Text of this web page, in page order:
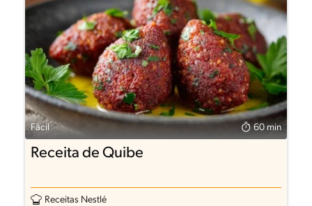
Fácil 60 min
Receita de Quibe
Receitas Nestlé